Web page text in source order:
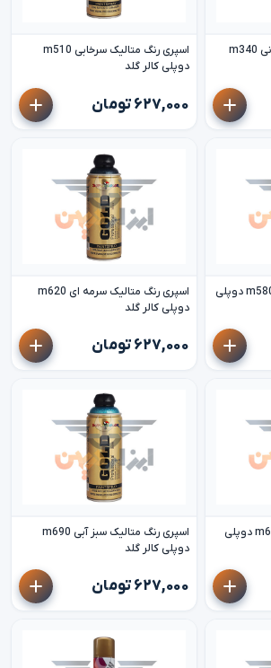
اسپری رنگ متالیک بادمجانی m340
اسپری رنگ متالیک سرخابی m510
دوپلی کالر گلد
۶۲۷,۰۰۰ تومان
اسپری رنگ متالیک یاسی m580 دوپلی
اسپری رنگ متالیک سرمه ای m620
دوپلی کالر گلد
۶۲۷,۰۰۰ تومان
اسپری رنگ متالیک آبی m640 دوپلی
اسپری رنگ متالیک سبز آبی m690
دوپلی کالر گلد
۶۲۷,۰۰۰ تومان